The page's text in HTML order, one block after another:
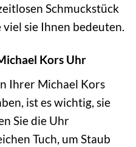
Schmuckstück
sie Ihnen bedeuten.
Kors Uhr
Ihrer Michael Kors
ist es wichtig, sie
Sie die Uhr
Tuch, um Staub